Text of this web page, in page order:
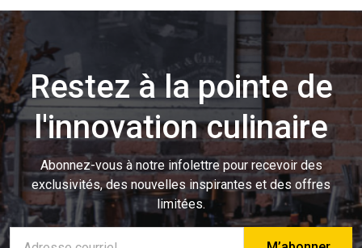
Restez à la pointe de
l'innovation culinaire
Abonnez-vous à notre infolettre pour recevoir des
exclusivités, des nouvelles inspirantes et des offres
limitées.